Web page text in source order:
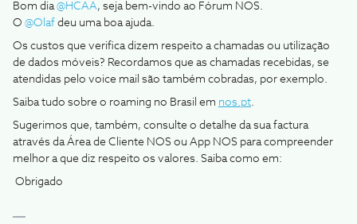
Bom dia@HCAA, seja bem-vindo ao Fórum NOS.
O ​​ @Olaf deu uma boa ajuda.
Os custos que verifica dizem respeito a chamadas ou utilização
de dados móveis? Recordamos que as chamadas recebidas, se
atendidas pelo voice mail são também cobradas, por exemplo.
Saiba tudo sobre o roaming no Brasil em nos.pt.
Sugerimos que, também, consulte o detalhe da sua factura
através da Área de Cliente NOS ou App NOS para compreender
melhor a que diz respeito os valores. Saiba como em:
Obrigado